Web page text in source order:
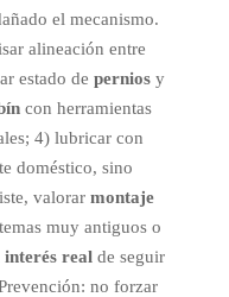
el mecanismo.
alineación entre
estado de pernios y
con herramientas
4) lubricar con
doméstico, sino
valorar montaje
muy antiguos o
interés real de seguir
no forzar